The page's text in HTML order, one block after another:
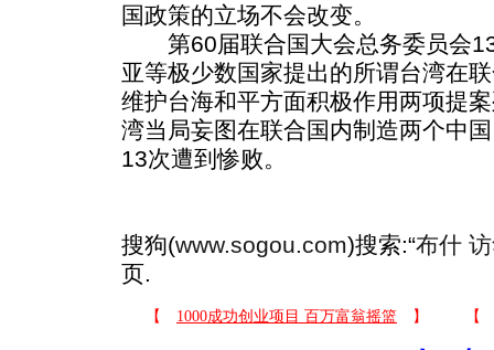
国政策的立场不会改变。
第60届联合国大会总务委员会13
亚等极少数国家提出的所谓台湾在
维护台海和平方面积极作用两项提
湾当局妄图在联合国内制造两个中
13次遭到惨败。
搜狗(www.sogou.com)搜索:“布什
页.